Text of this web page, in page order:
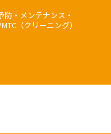
防・メンテナンス・
（クリーニング）